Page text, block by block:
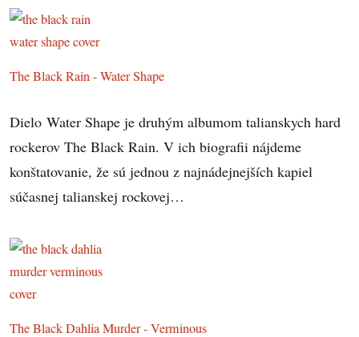
The Black Rain - Water Shape
Dielo Water Shape je druhým albumom talianskych hard
rockerov The Black Rain. V ich biografii nájdeme
konštatovanie, že sú jednou z najnádejnejších kapiel
súčasnej talianskej rockovej…
The Black Dahlia Murder - Verminous